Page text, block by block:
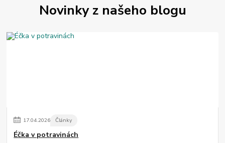
Novinky z našeho blogu
17.04.2026 Články
Éčka v potravinách